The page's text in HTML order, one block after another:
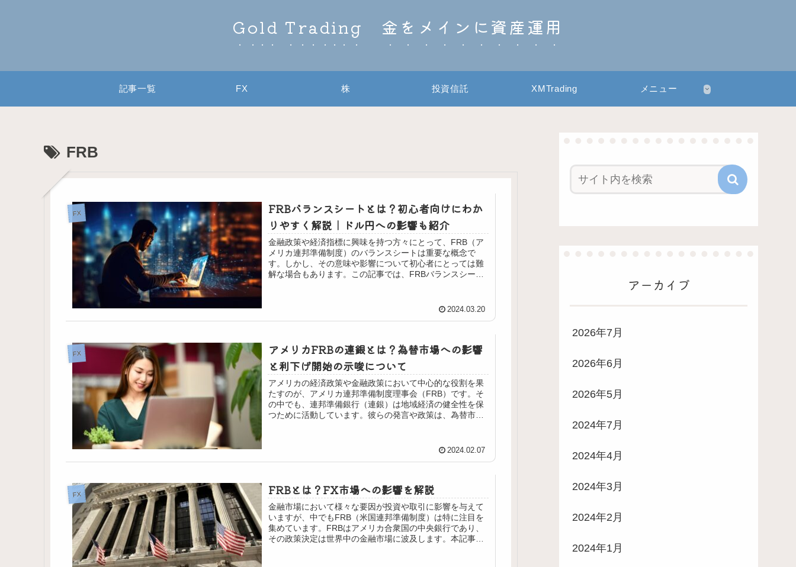
Gold Trading 金をメインに資産運用
記事一覧 FX 株 投資信託 XMTrading メニュー
FRB
FX
FRBバランスシートとは？初心者向けにわか
りやすく解説｜ドル円への影響も紹介
金融政策や経済指標に興味を持つ方々にとって、FRB（ア
メリカ連邦準備制度）のバランスシートは重要な概念で
す。しかし、その意味や影響について初心者にとっては難
解な場合もあります。この記事では、FRBバランスシート
2024.03.20
FX
アメリカFRBの連銀とは？為替市場への影響
と利下げ開始の示唆について
アメリカの経済政策や金融政策において中心的な役割を果
たすのが、アメリカ連邦準備制度理事会（FRB）です。そ
の中でも、連邦準備銀行（連銀）は地域経済の健全性を保
つために活動しています。彼らの発言や政策は、為替市場
2024.02.07
FX FRBとは？FX市場への影響を解説
金融市場において様々な要因が投資や取引に影響を与えて
いますが、中でもFRB（米国連邦準備制度）は特に注目を
集めています。FRBはアメリカ合衆国の中央銀行であり、
その政策決定は世界中の金融市場に波及します。本記事で
アーカイブ
2026年7月
2026年6月
2026年5月
2024年7月
2024年4月
2024年3月
2024年2月
2024年1月